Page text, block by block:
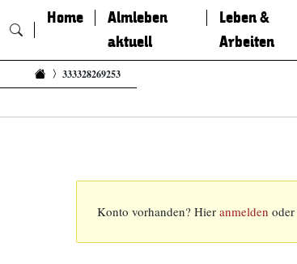
Zum Inhalt springen
Home
Almleben
aktuell
Leben &
Arbeiten
333328269253
Konto vorhanden? Hier anmelden